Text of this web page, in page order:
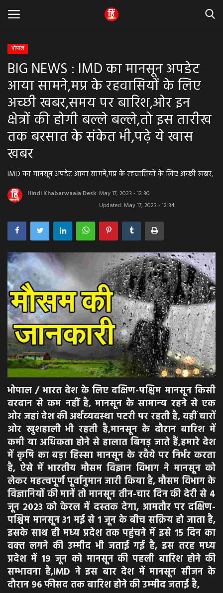
Home
धर्म & ज्योतिष
बड़ी खबर
मध्यप्रदेश
राजस्थान
व्यापार व्यवसाय
राजनीती
मनोरंजन
खेल
एजुकेशन & करियर
हेल्थ & लाइफ स्टाइल
वीडियो
Gallery
भोपाल
BIG NEWS : IMD का मानसून अपडेट
आया सामने,मप्र के रहवासियों के लिए
अच्छी खबर,समय पर बारिश,ओर इन
क्षेत्रों की होगी बल्ले बल्ले,तो इस तारीख
तक बरसात के संकेत भी,पढ़े ये खास
खबर
IMD का मानसून अपडेट आया सामने,मप्र के रहवासियों के लिए अच्छी खबर,
Hindi Khabarwaala Desk May 17, 2023 - 12:30
Updated: May 17, 2023 - 12:34
भोपाल / भारत देश के लिए दक्षिण-पश्चिम मानसून किसी
वरदान से कम नहीं है, मानसून के सामान्‍य रहने से एक
ओर जहां देश की अर्थव्‍यवस्‍था पटरी पर रहती है, वहीं चारों
ओर खुशहाली भी रहती है,मानसून के दौरान बारिश में
कमी या अधिकता होने से हालात बिगड़ जाते हैं,हमारे देश
में कृषि का बड़ा हिस्‍सा मानसून के रवैये पर निर्भर करता
है, ऐसे में भारतीय मौसम विज्ञान विभाग ने मानसून को
लेकर महत्‍वपूर्ण पूर्वानुमान जारी किया है, मौसम विभाग के
विज्ञानियों की मानें तो मानसून तीन-चार दिन की देरी से 4
जून 2023 को केरल में दस्‍तक देगा, आमतौर पर दक्षिण-
पश्चिम मानसून 31 मई से 1 जून के बीच सक्रिय हो जाता है,
इसके साथ ही मध्‍य प्रदेश तक पहुंचने में इसे 15 दिन का
वक्‍त लगने की उम्‍मीद भी जताई गई है, इस तरह मध्‍य
प्रदेश में 19 जून को मानसून की पहली बारिश होने की
सम्भावना है,IMD ने इस बार देश में मानसून सीजन के
दौरान 96 फीसद तक बारिश होने की उम्‍मीद जताई है,